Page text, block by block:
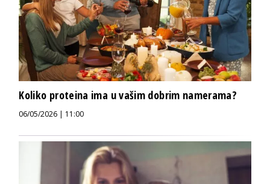
Koliko proteina ima u vašim dobrim namerama?
06/05/2026 | 11:00